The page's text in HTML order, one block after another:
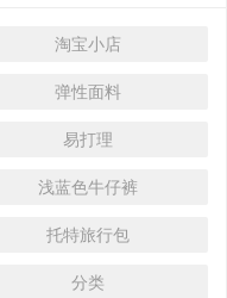
淘宝小店
弹性面料
易打理
浅蓝色牛仔裤
托特旅行包
分类